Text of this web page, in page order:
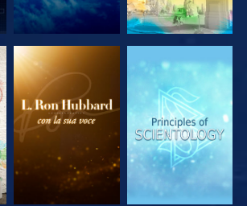
ESPLORA LE
SERIE
ESPLORA LE
SERIE